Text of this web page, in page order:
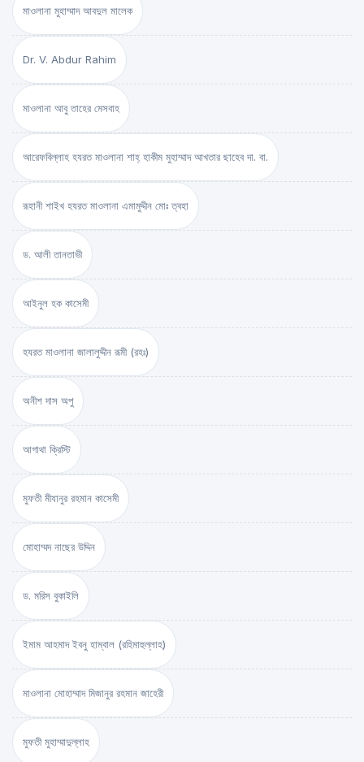
মাওলানা মুহাম্মাদ আবদুল মালেক
Dr. V. Abdur Rahim
মাওলানা আবু তাহের মেসবাহ
আরেফবিল্লাহ হযরত মাওলানা শাহ্ হাকীম মুহাম্মাদ আখতার ছাহেব দা. বা.
রূহানী শাইখ হযরত মাওলানা এমামুদ্দীন মোঃ ত্বহা
ড. আলী তানতাভী
আইনুল হক কাসেমী
হযরত মাওলানা জালালুদ্দীন রূমী (রহঃ)
অনীশ দাস অপু
আগাথা ক্রিস্টি
মুফতী মীযানুর রহমান কাসেমী
মোহাম্মদ নাছের উদ্দিন
ড. মরিস বুকাইলি
ইমাম আহমাদ ইবনু হাম্বাল (রহিমাহুল্লাহ)
মাওলানা মোহাম্মাদ মিজানুর রহমান জাহেরী
মুফতী মুহাম্মাদুল্লাহ